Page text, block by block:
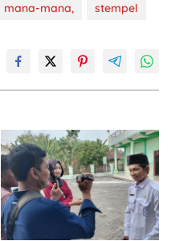
mana-mana, stempel